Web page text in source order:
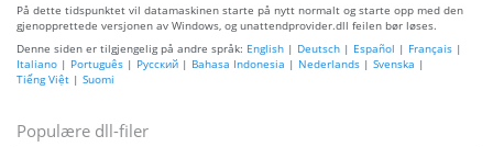
På dette tidspunktet vil datamaskinen starte på nytt normalt og starte opp med den
gjenopprettede versjonen av Windows, og unattendprovider.dll feilen bør løses.
Denne siden er tilgjengelig på andre språk: English | Deutsch | Español | Français |
Italiano | Português | Русский | Bahasa Indonesia | Nederlands | Svenska |
Tiếng Việt | Suomi
Populære dll-filer